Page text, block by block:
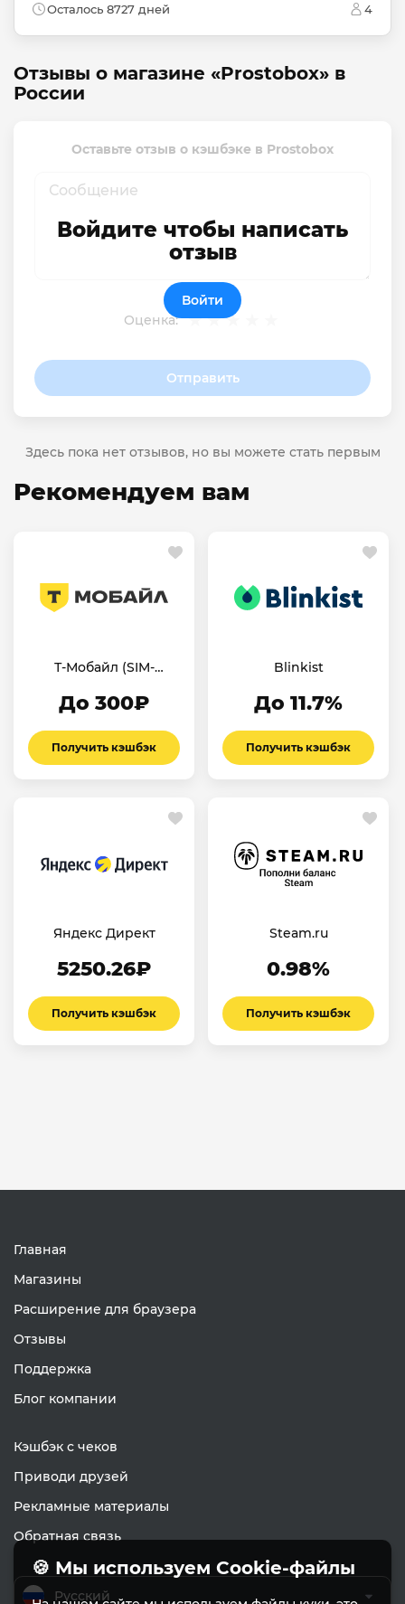
Осталось 8727 дней 4
Отзывы о магазине «Prostobox» в
России
Оставьте отзыв о кэшбэке в Prostobox
Оценка:
Отправить
Войдите чтобы написать
отзыв
Войти
Здесь пока нет отзывов, но вы можете стать первым
Рекомендуем вам
Т-Мобайл (SIM-
До 300₽
Получить кэшбэк
Blinkist
До 11.7%
Получить кэшбэк
Яндекс Директ
5250.26₽
Получить кэшбэк
Steam.ru
0.98%
Получить кэшбэк
Главная
Магазины
Расширение для браузера
Отзывы
Поддержка
Блог компании
Кэшбэк с чеков
Приводи друзей
Рекламные материалы
Обратная связь
Русский
🍪 Мы используем Cookie-файлы